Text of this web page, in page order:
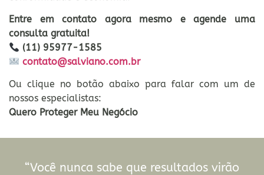
Entre em contato agora mesmo e agende uma
consulta gratuita!
(11) 95977-1585
contato@salviano.com.br
Ou clique no botão abaixo para falar com um de
nossos especialistas:
Quero Proteger Meu Negócio
“Você nunca sabe que resultados virão